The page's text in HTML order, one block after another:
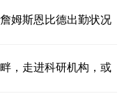
姆斯恩比德出勤状况
，走进科研机构，或